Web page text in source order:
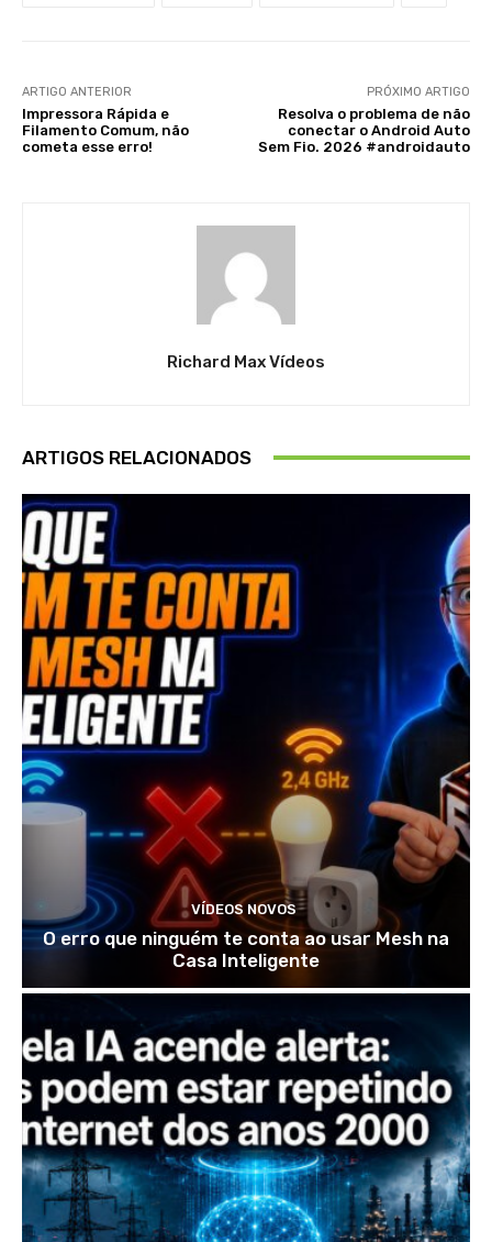
ARTIGO ANTERIOR
Impressora Rápida e
Filamento Comum, não
cometa esse erro!
PRÓXIMO ARTIGO
Resolva o problema de não
conectar o Android Auto
Sem Fio. 2026 #androidauto
Richard Max Vídeos
ARTIGOS RELACIONADOS
VÍDEOS NOVOS
O erro que ninguém te conta ao usar Mesh na
Casa Inteligente